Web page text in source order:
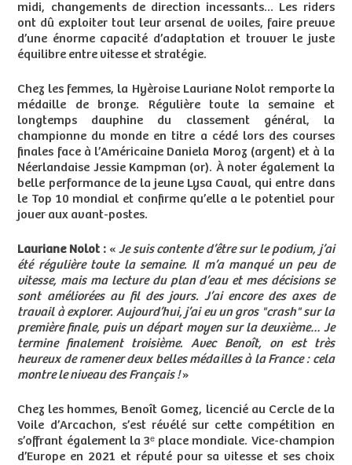
midi, changements de direction incessants… Les riders
ont dû exploiter tout leur arsenal de voiles, faire preuve
d’une énorme capacité d’adaptation et trouver le juste
équilibre entre vitesse et stratégie.
Chez les femmes, la Hyèroise Lauriane Nolot remporte la
médaille de bronze. Régulière toute la semaine et
longtemps dauphine du classement général, la
championne du monde en titre a cédé lors des courses
finales face à l’Américaine Daniela Moroz (argent) et à la
Néerlandaise Jessie Kampman (or). À noter également la
belle performance de la jeune Lysa Caval, qui entre dans
le Top 10 mondial et confirme qu’elle a le potentiel pour
jouer aux avant-postes.
Lauriane Nolot : « Je suis contente d’être sur le podium, j’ai
été régulière toute la semaine. Il m’a manqué un peu de
vitesse, mais ma lecture du plan d’eau et mes décisions se
sont améliorées au fil des jours. J’ai encore des axes de
travail à explorer. Aujourd’hui, j’ai eu un gros "crash" sur la
première finale, puis un départ moyen sur la deuxième… Je
termine finalement troisième. Avec Benoît, on est très
heureux de ramener deux belles médailles à la France : cela
montre le niveau des Français !»
Chez les hommes, Benoît Gomez, licencié au Cercle de la
Voile d’Arcachon, s’est révélé sur cette compétition en
s’offrant également la 3ᵉ place mondiale. Vice-champion
d’Europe en 2021 et réputé pour sa vitesse et ses choix